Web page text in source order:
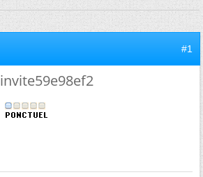
#1
invite59e98ef2